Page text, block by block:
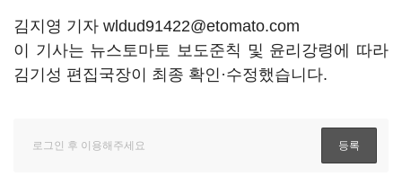
김지영 기자 wldud91422@etomato.com
이 기사는 뉴스토마토 보도준칙 및 윤리강령에 따라
김기성 편집국장이 최종 확인·수정했습니다.